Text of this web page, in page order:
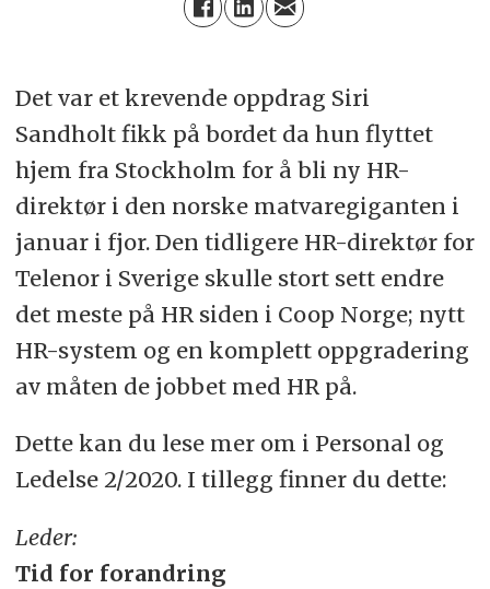
Det var et krevende oppdrag Siri
Sandholt fikk på bordet da hun flyttet
hjem fra Stockholm for å bli ny HR-
direktør i den norske matvaregiganten i
januar i fjor. Den tidligere HR-direktør for
Telenor i Sverige skulle stort sett endre
det meste på HR siden i Coop Norge; nytt
HR-system og en komplett oppgradering
av måten de jobbet med HR på.
Dette kan du lese mer om i Personal og
Ledelse 2/2020. I tillegg finner du dette:
Leder:
Tid for forandring